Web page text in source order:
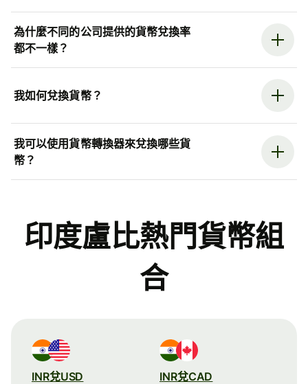
為什麼不同的公司提供的貨幣兌換率
都不一樣？
我如何兌換貨幣？
我可以使用貨幣轉換器來兌換哪些貨
幣？
印度盧比熱門貨幣組
合
INR兌USD INR兌CAD